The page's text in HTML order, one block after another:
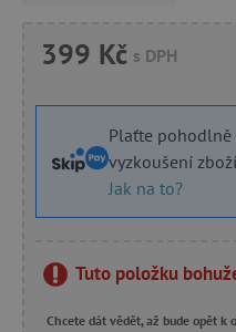
399 Kč s DPH
Plaťte pohodlně
vyzkoušení
Jak na to?
Tuto položku
Chcete dát vědět, až bude opět k